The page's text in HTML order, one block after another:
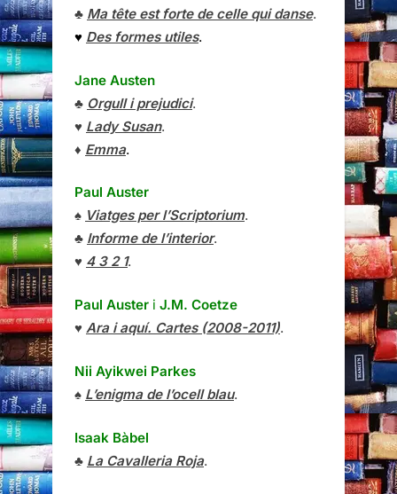
♣ Ma tête est forte de celle qui danse.
♥ Des formes utiles.
Jane Austen
♣ Orgull i prejudici.
♥ Lady Susan.
♦ Emma.
Paul Auster
♠ Viatges per l’Scriptorium.
♣ Informe de l’interior.
♥ 4 3 2 1.
Paul Auster i J.M. Coetze
♥ Ara i aquí. Cartes (2008-2011).
Nii Ayikwei Parkes
♠ L’enigma de l’ocell blau.
Isaak Bàbel
♣ La Cavalleria Roja.